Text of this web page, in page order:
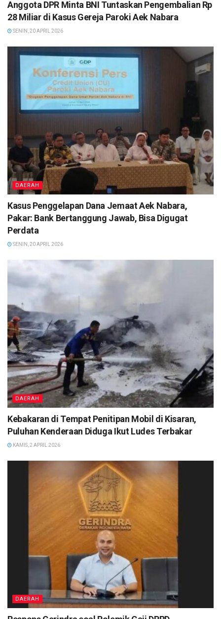
Anggota DPR Minta BNI Tuntaskan Pengembalian Rp
28 Miliar di Kasus Gereja Paroki Aek Nabara
SENIN, 20 APRIL 2026
DAERAH
Kasus Penggelapan Dana Jemaat Aek Nabara,
Pakar: Bank Bertanggung Jawab, Bisa Digugat
Perdata
SENIN, 20 APRIL 2026
DAERAH
Kebakaran di Tempat Penitipan Mobil di Kisaran,
Puluhan Kenderaan Diduga Ikut Ludes Terbakar
KAMIS, 2 APRIL 2026
DAERAH